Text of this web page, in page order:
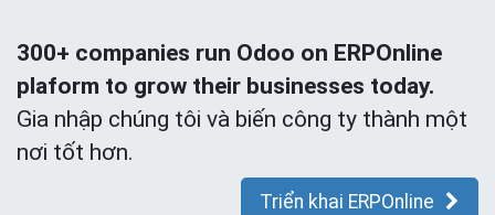
300+ companies run Odoo on ERPOnline
plaform to grow their businesses today.
Gia nhập chúng tôi và biến công ty thành một
nơi tốt hơn.
Triển khai ERPOnline